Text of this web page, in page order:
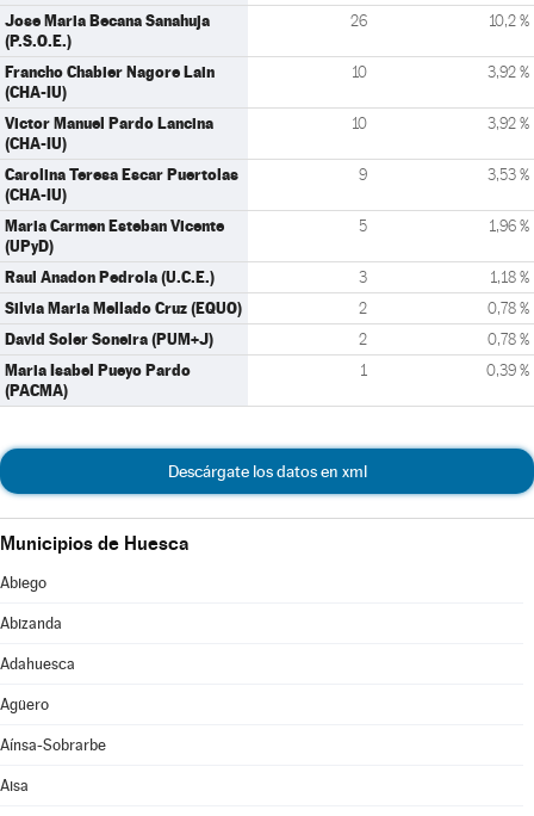
Jose Maria Becana Sanahuja
(P.S.O.E.)
26 10,2 %
Francho Chabier Nagore Lain
(CHA-IU)
10 3,92 %
Victor Manuel Pardo Lancina
(CHA-IU)
10 3,92 %
Carolina Teresa Escar Puertolas
(CHA-IU)
9 3,53 %
Maria Carmen Esteban Vicente
(UPyD)
5 1,96 %
Raul Anadon Pedrola (U.C.E.) 3 1,18 %
Silvia Maria Mellado Cruz (EQUO) 2 0,78 %
David Soler Soneira (PUM+J) 2 0,78 %
Maria Isabel Pueyo Pardo
(PACMA)
1 0,39 %
Descárgate los datos en xml
Municipios de Huesca
Abiego
Abizanda
Adahuesca
Agüero
Aínsa-Sobrarbe
Aisa